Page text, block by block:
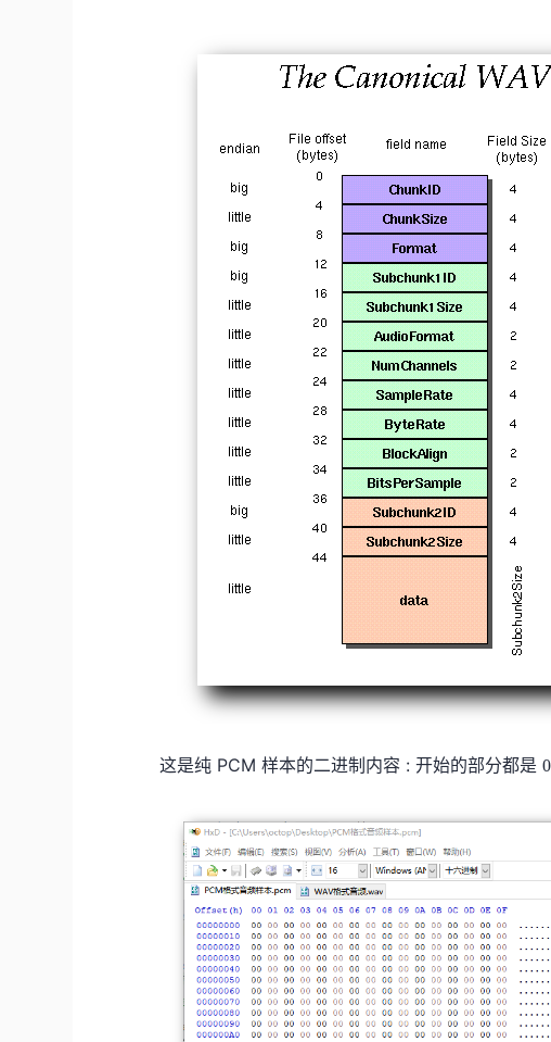
这是纯 PCM 样本的二进制内容 : 开始的部分都是0
0
0